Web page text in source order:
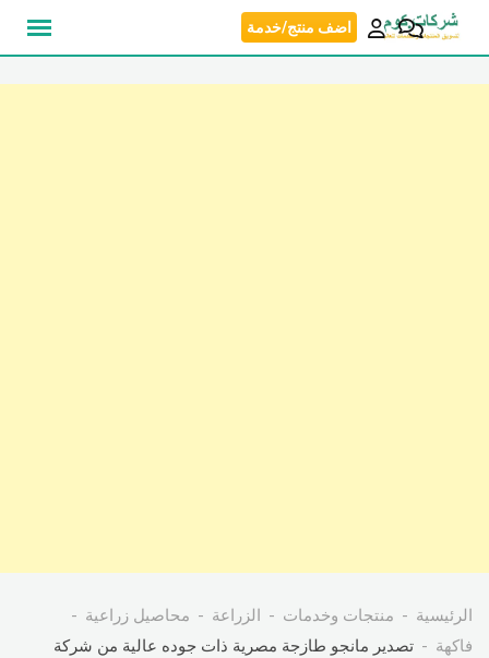
انتقل
اضف منتج/خدمة
الرئيسية منتجات وخدمات الزراعة
محاصيل زراعية
فاكهة
تصدير مانجو طازجة مصرية ذات جوده عالية من شركة